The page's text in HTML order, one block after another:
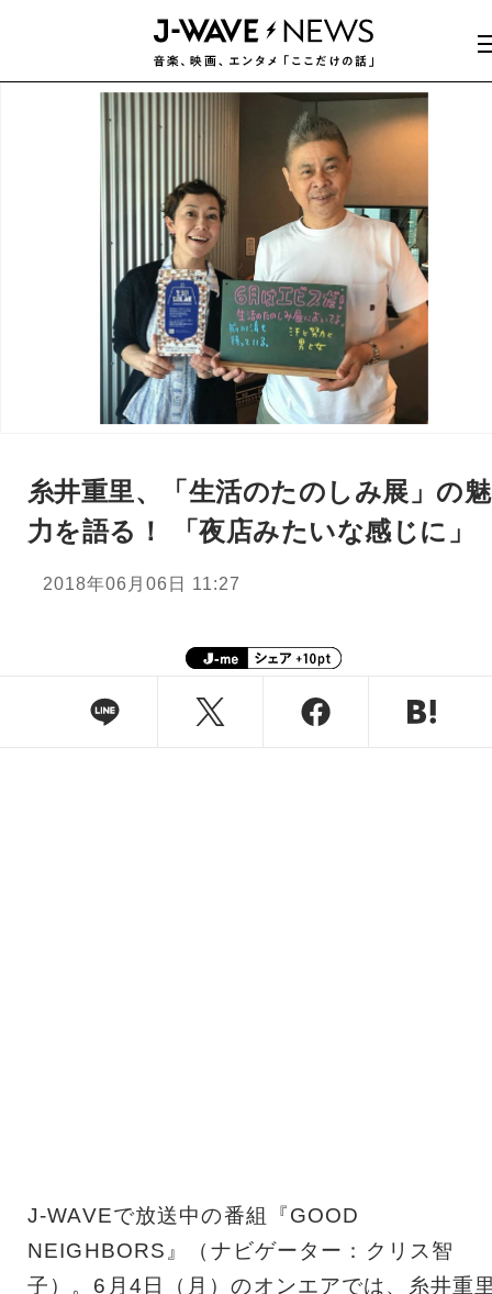
糸井重里、「生活のたのしみ展」の魅
力を語る！ 「夜店みたいな感じに」
2018年06月06日 11:27
J-WAVEで放送中の番組『GOOD
NEIGHBORS』（ナビゲーター：クリス智
子）。6月4日（月）のオンエアでは、糸井重